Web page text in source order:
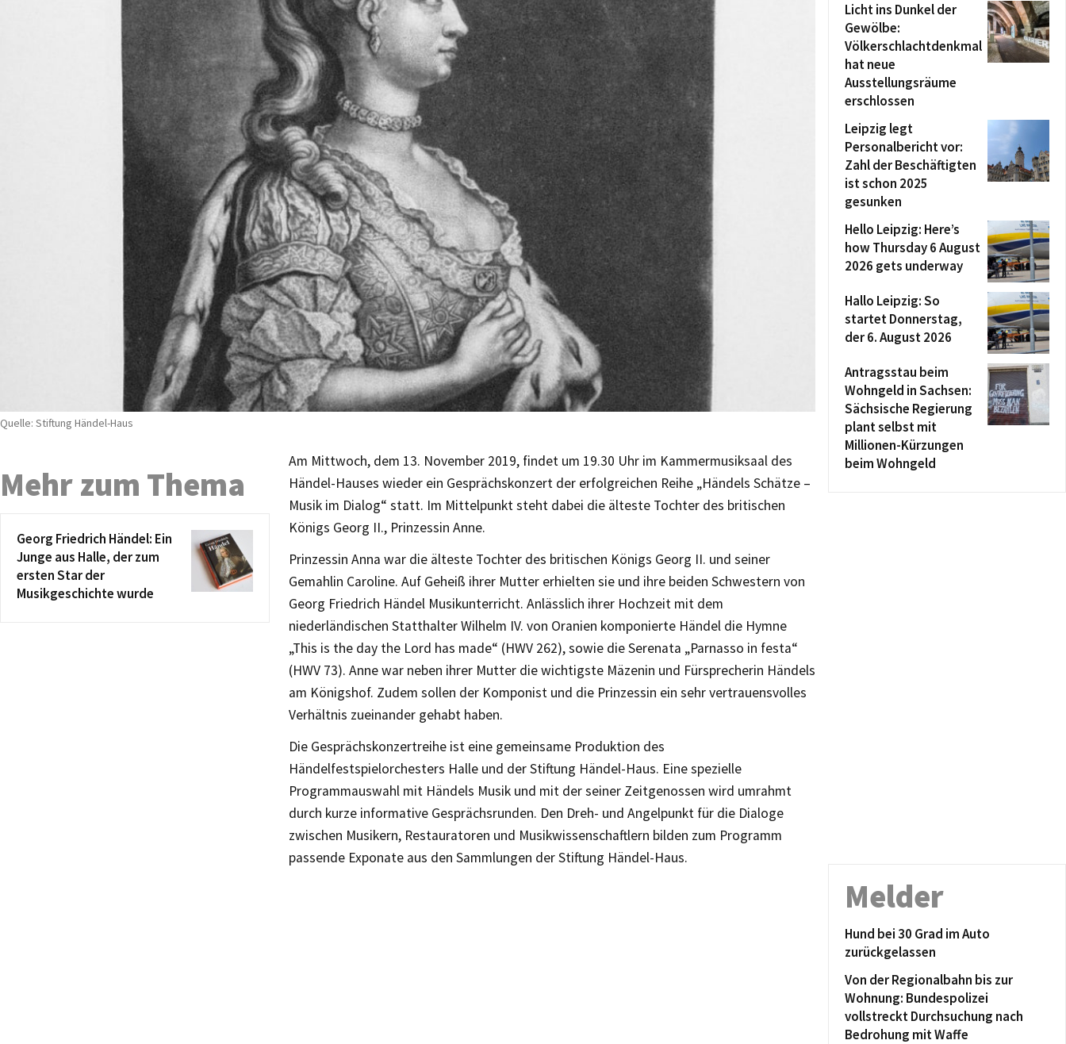
Quelle: Stiftung Händel-Haus
Am Mittwoch, dem 13. November 2019, findet um 19.30 Uhr im Kammermusiksaal des
Händel-Hauses wieder ein Gesprächskonzert der erfolgreichen Reihe „Händels Schätze –
Musik im Dialog“ statt. Im Mittelpunkt steht dabei die älteste Tochter des britischen
Königs Georg II., Prinzessin Anne.
Prinzessin Anna war die älteste Tochter des britischen Königs Georg II. und seiner
Gemahlin Caroline. Auf Geheiß ihrer Mutter erhielten sie und ihre beiden Schwestern von
Georg Friedrich Händel Musikunterricht. Anlässlich ihrer Hochzeit mit dem
niederländischen Statthalter Wilhelm IV. von Oranien komponierte Händel die Hymne
„This is the day the Lord has made“ (HWV 262), sowie die Serenata „Parnasso in festa“
(HWV 73). Anne war neben ihrer Mutter die wichtigste Mäzenin und Fürsprecherin Händels
am Königshof. Zudem sollen der Komponist und die Prinzessin ein sehr vertrauensvolles
Verhältnis zueinander gehabt haben.
Die Gesprächskonzertreihe ist eine gemeinsame Produktion des
Händelfestspielorchesters Halle und der Stiftung Händel-Haus. Eine spezielle
Programmauswahl mit Händels Musik und mit der seiner Zeitgenossen wird umrahmt
durch kurze informative Gesprächsrunden. Den Dreh- und Angelpunkt für die Dialoge
zwischen Musikern, Restauratoren und Musikwissenschaftlern bilden zum Programm
passende Exponate aus den Sammlungen der Stiftung Händel-Haus.
Mehr zum Thema
Georg Friedrich Händel: Ein
Junge aus Halle, der zum
ersten Star der
Musikgeschichte wurde
Licht ins Dunkel der
Gewölbe:
Völkerschlachtdenkmal
hat neue
Ausstellungsräume
erschlossen
Leipzig legt
Personalbericht vor:
Zahl der Beschäftigten
ist schon 2025
gesunken
Hello Leipzig: Here’s
how Thursday 6 August
2026 gets underway
Hallo Leipzig: So
startet Donnerstag,
der 6. August 2026
Antragsstau beim
Wohngeld in Sachsen:
Sächsische Regierung
plant selbst mit
Millionen-Kürzungen
beim Wohngeld
Melder
Hund bei 30 Grad im Auto
zurückgelassen
Von der Regionalbahn bis zur
Wohnung: Bundespolizei
vollstreckt Durchsuchung nach
Bedrohung mit Waffe